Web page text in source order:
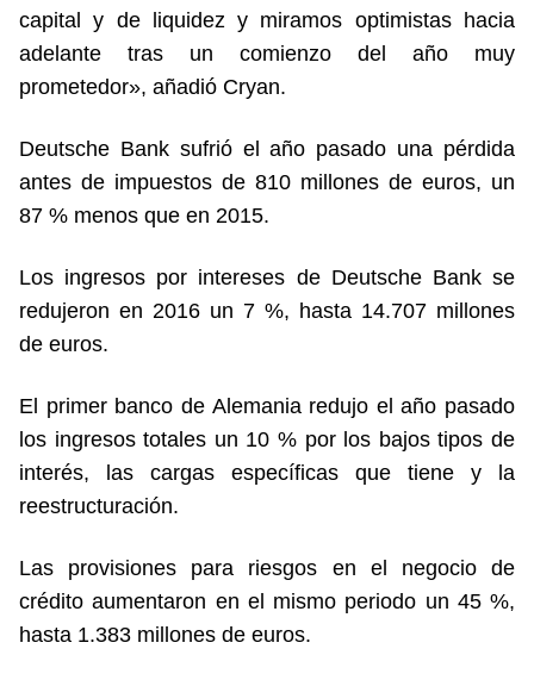
capital y de liquidez y miramos optimistas hacia
adelante tras un comienzo del año muy
prometedor», añadió Cryan.
Deutsche Bank sufrió el año pasado una pérdida
antes de impuestos de 810 millones de euros, un
87 % menos que en 2015.
Los ingresos por intereses de Deutsche Bank se
redujeron en 2016 un 7 %, hasta 14.707 millones
de euros.
El primer banco de Alemania redujo el año pasado
los ingresos totales un 10 % por los bajos tipos de
interés, las cargas específicas que tiene y la
reestructuración.
Las provisiones para riesgos en el negocio de
crédito aumentaron en el mismo periodo un 45 %,
hasta 1.383 millones de euros.